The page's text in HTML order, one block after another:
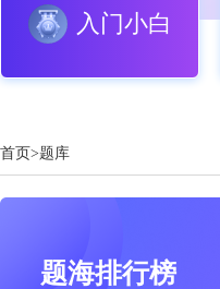
入门小白
首页>题库
题海排行榜